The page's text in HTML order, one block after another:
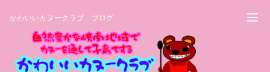
かわいいカヌークラブ ブログ